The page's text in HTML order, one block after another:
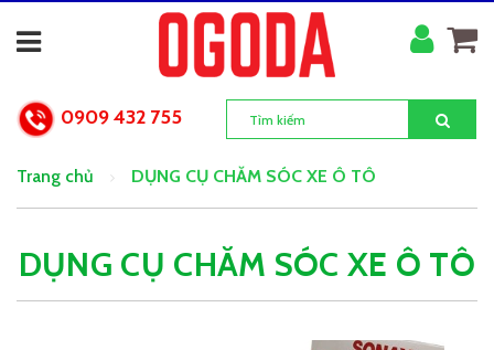
0909 432 755
Trang chủ DỤNG CỤ CHĂM SÓC XE Ô TÔ
DỤNG CỤ CHĂM SÓC XE Ô TÔ